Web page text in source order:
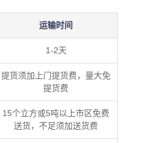
运输时间
1-2天
提货须加上门提货费，量大免
提货费
15个立方或5吨以上市区免费
送货，不足须加送货费